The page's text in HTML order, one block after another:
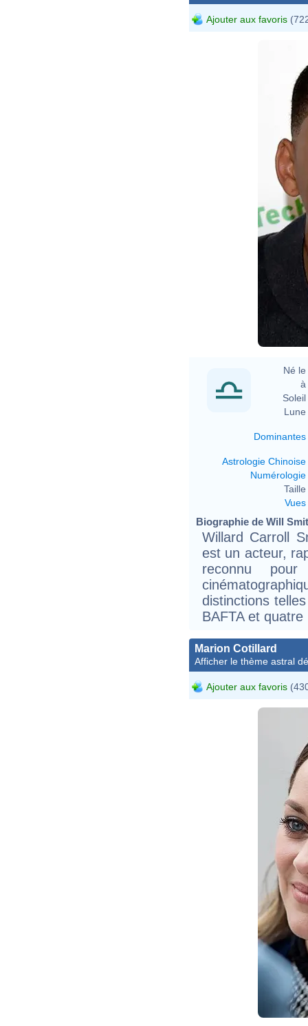
Ajouter aux favoris
Né le
à
Soleil
Lune
Dominantes
Astrologie Chinoise
Numérologie
Taille
Vues
Biographie de Will
Willard Carroll
est un acteur,
reconnu
distinctions
BAFTA et
Marion Cotillard
Afficher le thème astral
Ajouter aux favoris